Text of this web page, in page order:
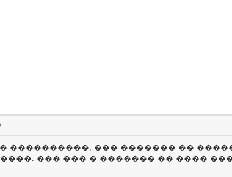
����������, ��� ������� ��
��� ��� � ������� �� ����